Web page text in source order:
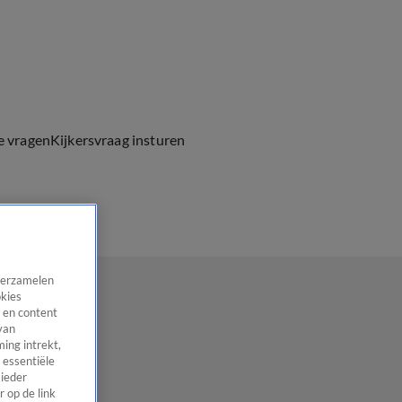
vragenKijkersvraag insturen
en content
intrekt,
op de link